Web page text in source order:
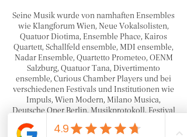
Seine Musik wurde von namhaften Ensembles
wie Klangforum Wien, Neue Vokalsolisten,
Quatuor Diotima, Ensemble Phace, Kairos
Quartett, Schallfeld ensemble, MDI ensemble,
Nadar Ensemble, Quartetto Prometeo, OENM
Salzburg, Quatuor Tana, Divertimento
ensemble, Curious Chamber Players und bei
verschiedenen Festivals und Institutionen wie
Impuls, Wien Modern, Milano Musica,
Deutsche Oper Berlin, Musikprotokoll, Festival
Ensembles, Konzerthaus Wien, Festival
Nouvelles Musiques aufgeführt.